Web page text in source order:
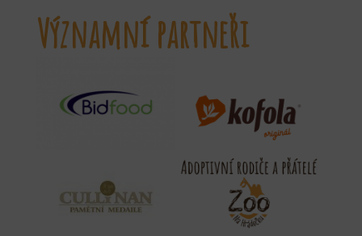
Významní partneři